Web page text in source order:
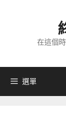
內
在這個
選單